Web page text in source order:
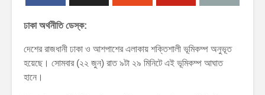
ঢাকা অর্থনীতি ডেস্ক:
দেশের রাজধানী ঢাকা ও আশপাশের এলাকায় শক্তিশালী ভূমিকম্প অনুভূত
হয়েছে। সোমবার (২২ জুন) রাত ৯টা ২৯ মিনিটে এই ভূমিকম্প আঘাত
হানে।